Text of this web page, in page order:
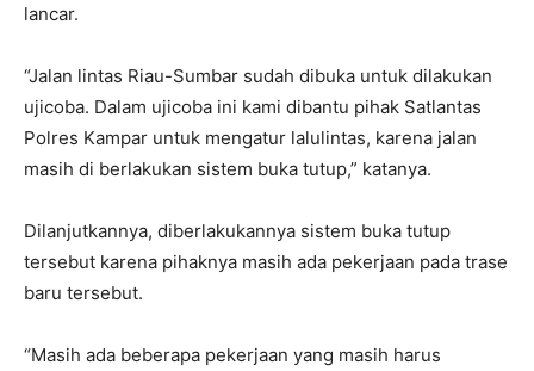
lancar.
“Jalan lintas Riau-Sumbar sudah dibuka untuk dilakukan
ujicoba. Dalam ujicoba ini kami dibantu pihak Satlantas
Polres Kampar untuk mengatur lalulintas, karena jalan
masih di berlakukan sistem buka tutup,” katanya.
Dilanjutkannya, diberlakukannya sistem buka tutup
tersebut karena pihaknya masih ada pekerjaan pada trase
baru tersebut.
“Masih ada beberapa pekerjaan yang masih harus